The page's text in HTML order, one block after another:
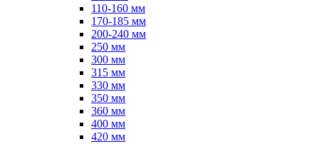
110-160 мм
170-185 мм
200-240 мм
250 мм
300 мм
315 мм
330 мм
350 мм
360 мм
400 мм
420 мм